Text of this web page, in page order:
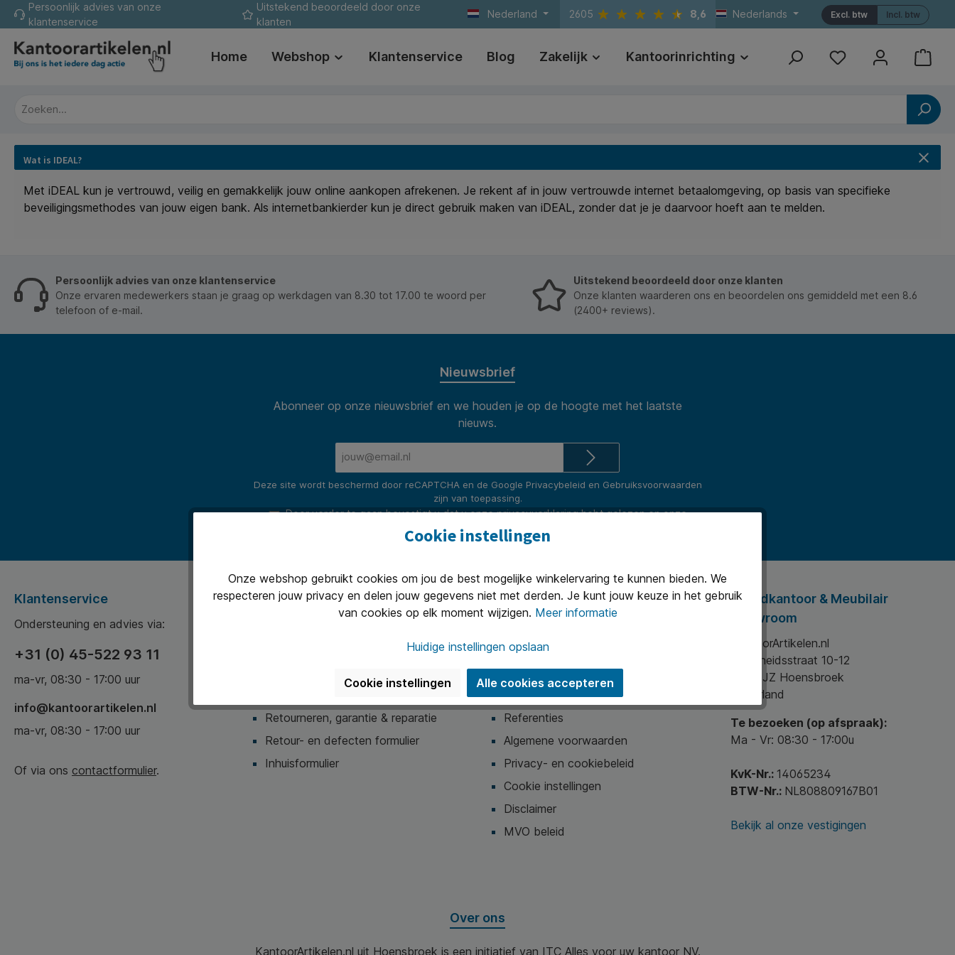
Ga naar de hoofdnavigatie
Persoonlijk advies van onze
klantenservice
Uitstekend beoordeeld door onze
klanten
Nederland 2605 8,6 Nederlands Incl. btw
Excl. btw
Home Webshop Klantenservice Blog Zakelijk Kantoorinrichting Print Referenties
Wat is IDEAL?
Met iDEAL kun je vertrouwd, veilig en gemakkelijk jouw online aankopen afrekenen. Je rekent af in jouw vertrouwde internet betaalomgeving, op basis van specifieke
beveiligingsmethodes van jouw eigen bank. Als internetbankierder kun je direct gebruik maken van iDEAL, zonder dat je je daarvoor hoeft aan te melden.
Persoonlijk advies van onze klantenservice
Onze ervaren medewerkers staan je graag op werkdagen van 8.30 tot 17.00 te woord per
telefoon of e-mail.
Uitstekend beoordeeld door onze klanten
Onze klanten waarderen ons en beoordelen ons gemiddeld met een 8.6
(2400+ reviews).
Nieuwsbrief
Abonneer op onze nieuwsbrief en we houden je op de hoogte met het laatste
nieuws.
Deze site wordt beschermd door reCAPTCHA en de Google Privacybeleid en Gebruiksvoorwaarden
zijn van toepassing.
Door verder te gaan bevestigt u dat u onzeprivacyverklaringhebt gelezen en onze
algemene voorwaarden
heeft geaccepteerd.
Klantenservice
Ondersteuning en advies via:
+31 (0) 45-522 93 11
ma-vr, 08:30 - 17:00 uur
info@kantoorartikelen.nl
ma-vr, 08:30 - 17:00 uur
Of via ons contactformulier.
Service
Retourneren, garantie & reparatie
Retour- en defecten formulier
Inhuisformulier
Informatie
Het team
Vacatures
Blogs
Referenties
Algemene voorwaarden
Privacy- en cookiebeleid
Cookie instellingen
Disclaimer
MVO beleid
Hoofdkantoor & Meubilair
Showroom
KantoorArtikelen.nl
Nijverheidsstraat 10-12
6433 JZ Hoensbroek
Nederland
Te bezoeken (op afspraak):
Ma - Vr: 08:30 - 17:00u
KvK-Nr.: 14065234
BTW-Nr.: NL808809167B01
Bekijk al onze vestigingen
Over ons
KantoorArtikelen.nl uit Hoensbroek is een initiatief van ITC Alles voor uw kantoor NV.
Cookie instellingen
Onze webshop gebruikt cookies om jou de best mogelijke winkelervaring te kunnen bieden. We
respecteren jouw privacy en delen jouw gegevens niet met derden. Je kunt jouw keuze in het gebruik
van cookies op elk moment wijzigen. Meer informatie
Huidige instellingen opslaan
Cookie instellingen Alle cookies accepteren